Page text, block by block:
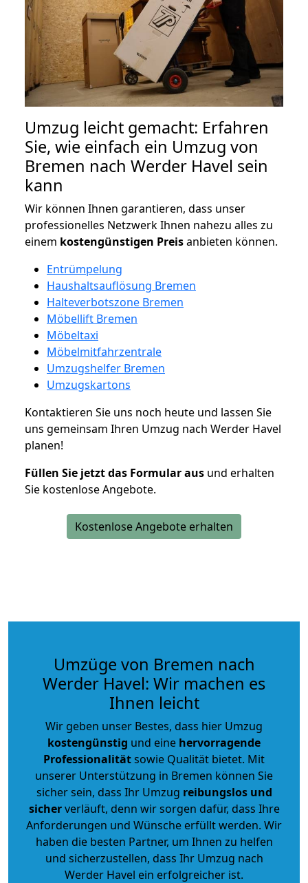
Umzug leicht gemacht: Erfahren
Sie, wie einfach ein Umzug von
Bremen nach Werder Havel sein
kann
Wir können Ihnen garantieren, dass unser
professionelles Netzwerk Ihnen nahezu alles zu
einem kostengünstigen Preisanbieten können.
Entrümpelung
Haushaltsauflösung Bremen
Halteverbotszone Bremen
Möbellift Bremen
Möbeltaxi
Möbelmitfahrzentrale
Umzugshelfer Bremen
Umzugskartons
Kontaktieren Sie uns noch heute und lassen Sie
uns gemeinsam Ihren Umzug nach Werder Havel
planen!
Füllen Sie jetzt das Formular aus und erhalten
Sie kostenlose Angebote.
Kostenlose Angebote erhalten
Umzüge von Bremen nach
Werder Havel: Wir machen es
Ihnen leicht
Wir geben unser Bestes, dass hier Umzug
kostengünstig und eine hervorragende
Professionalitätsowie Qualität bietet. Mit
unserer Unterstützung in Bremen können Sie
sicher sein, dass Ihr Umzug reibungslos und
sicherverläuft, denn wir sorgen dafür, dass Ihre
Anforderungen und Wünsche erfüllt werden. Wir
haben die besten Partner, um Ihnen zu helfen
und sicherzustellen, dass Ihr Umzug nach
Werder Havel ein erfolgreicher ist.